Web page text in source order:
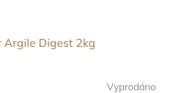
Argile Digest 2kg
Vyprodáno